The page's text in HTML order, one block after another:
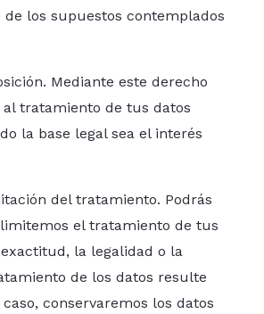
los supuestos contemplados
Mediante este derecho
tratamiento de tus datos
la base legal sea el interés
del tratamiento. Podrás
el tratamiento de tus
la legalidad o la
de los datos resulte
conservaremos los datos